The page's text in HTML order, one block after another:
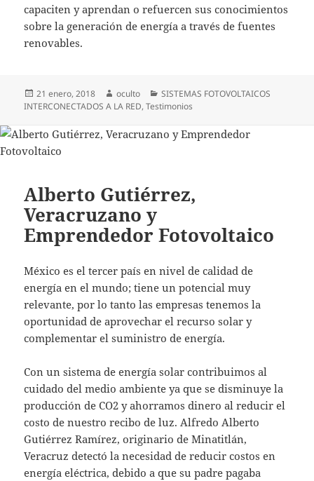
capaciten y aprendan o refuercen sus conocimientos
sobre la generación de energía a través de fuentes
renovables.
Publicado
el
21 enero, 2018 Autor
oculto Categorías
SISTEMAS FOTOVOLTAICOS
INTERCONECTADOS A LA RED,Testimonios
Alberto Gutiérrez,
Veracruzano y
Emprendedor Fotovoltaico
México es el tercer país en nivel de calidad de
energía en el mundo; tiene un potencial muy
relevante, por lo tanto las empresas tenemos la
oportunidad de aprovechar el recurso solar y
complementar el suministro de energía.
Con un sistema de energía solar contribuimos al
cuidado del medio ambiente ya que se disminuye la
producción de CO2 y ahorramos dinero al reducir el
costo de nuestro recibo de luz. Alfredo Alberto
Gutiérrez Ramírez, originario de Minatitlán,
Veracruz detectó la necesidad de reducir costos en
energía eléctrica, debido a que su padre pagaba